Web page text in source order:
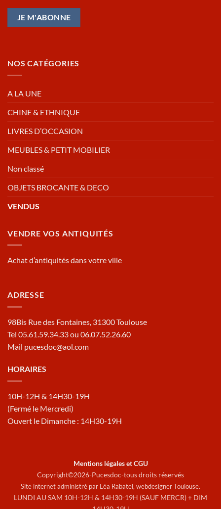
NOS CATÉGORIES
A LA UNE
CHINE & ETHNIQUE
LIVRES D’OCCASION
MEUBLES & PETIT MOBILIER
Non classé
OBJETS BROCANTE & DECO
VENDUS
VENDRE VOS ANTIQUITÉS
Achat d’antiquités dans votre ville
ADRESSE
98Bis Rue des Fontaines, 31300 Toulouse
Tel 05.61.59.34.33 ou 06.07.52.26.60
Mail pucesdoc@aol.com
HORAIRES
10H-12H & 14H30-19H
(Fermé le Mercredi)
Ouvert le Dimanche : 14H30-19H
Mentions légales et CGU
Copyright©2026-Pucesdoc-tous droits réservés
Site internet administré par Léa Rabatel,webdesigner Toulouse.
LUNDI AU SAM 10H-12H & 14H30-19H (SAUF MERCR) + DIM